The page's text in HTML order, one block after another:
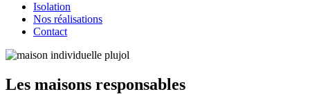
Isolation
Nos réalisations
Contact
Les maisons responsables